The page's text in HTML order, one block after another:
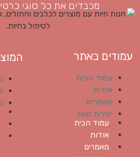
מכבדים את כל סוגי
עמודים באתר
עמוד הבית
אודות
מאמרים
יצירת קשר
עמוד הבית
אודות
מאמרים